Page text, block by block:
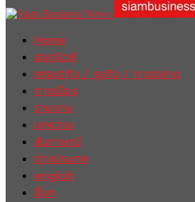
Home
ฮอตนิวส์
เศรษฐกิจ / ธุรกิจ / การตลาด
การเมือง
รายงาน
บทความ
สัมภาษณ์
ต่างประเทศ
english
อื่นๆ